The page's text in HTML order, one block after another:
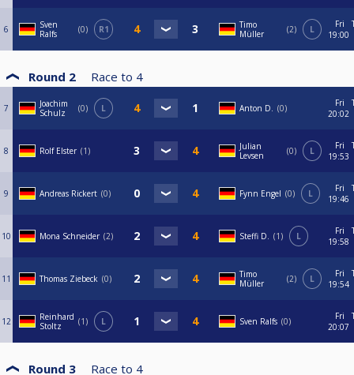
6
Sven
Ralfs
0 R1
Timo
Müller
2 L
Fri
19:00
Round 2 Race to 4
7
Joachim
Schulz
0 L Anton D. 0
Fri
20:02
8 Rolf Elster 1
Julian
Levsen
0 L
Fri
19:53
9 Andreas Rickert 0 Fynn Engel 0 L
Fri
19:46
10 Mona Schneider 2 Steffi D. 1 L
Fri
19:58
11 Thomas Ziebeck 0
Timo
Müller
2 L
Fri
19:54
12
Reinhard
Stoltz
1 L Sven Ralfs 0
Fri
20:07
Round 3 Race to 4